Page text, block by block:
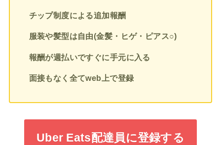
チップ制度による追加報酬
服装や髪型は自由(金髪・ヒゲ・ピアス○)
報酬が週払いですぐに手元に入る
面接もなく全てweb上で登録
Uber Eats配達員に登録する